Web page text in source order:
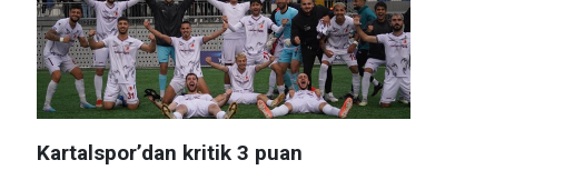
Kartalspor’dan kritik 3 puan